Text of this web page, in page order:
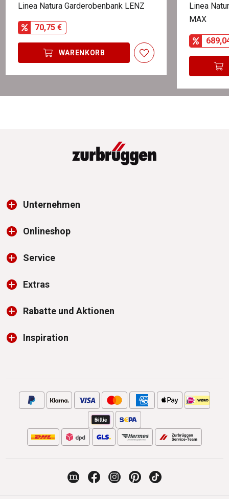
Linea Natura Garderobenbank LENZ
70,75 €
WARENKORB
Linea
MAX
Unternehmen
Onlineshop
Service
Extras
Rabatte und Aktionen
Inspiration